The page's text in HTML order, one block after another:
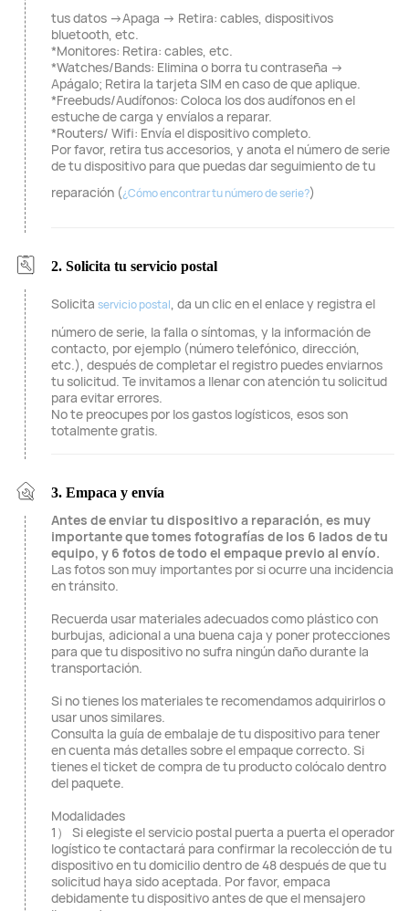
tus datos →Apaga → Retira: cables, dispositivos
bluetooth, etc.
*Monitores: Retira: cables, etc.
*Watches/Bands: Elimina o borra tu contraseña →
Apágalo; Retira la tarjeta SIM en caso de que aplique.
*Freebuds/Audífonos: Coloca los dos audífonos en el
estuche de carga y envíalos a reparar.
*Routers/ Wifi: Envía el dispositivo completo.
Por favor, retira tus accesorios, y anota el número de serie
de tu dispositivo para que puedas dar seguimiento de tu
reparación (¿Cómo encontrar tu número de serie?)
2. Solicita tu servicio postal
Solicita servicio postal, da un clic en el enlace y registra el
número de serie, la falla o síntomas, y la información de
contacto, por ejemplo (número telefónico, dirección,
etc.), después de completar el registro puedes enviarnos
tu solicitud. Te invitamos a llenar con atención tu solicitud
para evitar errores.
No te preocupes por los gastos logísticos, esos son
totalmente gratis.
3. Empaca y envía
Antes de enviar tu dispositivo a reparación, es muy
importante que tomes fotografías de los 6 lados de tu
equipo, y 6 fotos de todo el empaque previo al envío.
Las fotos son muy importantes por si ocurre una incidencia
en tránsito.
Recuerda usar materiales adecuados como plástico con
burbujas, adicional a una buena caja y poner protecciones
para que tu dispositivo no sufra ningún daño durante la
transportación.
Si no tienes los materiales te recomendamos adquirirlos o
usar unos similares.
Consulta la guía de embalaje de tu dispositivo para tener
en cuenta más detalles sobre el empaque correcto. Si
tienes el ticket de compra de tu producto colócalo dentro
del paquete.
Modalidades
1） Si elegiste el servicio postal puerta a puerta el operador
logístico te contactará para confirmar la recolección de tu
dispositivo en tu domicilio dentro de 48 después de que tu
solicitud haya sido aceptada. Por favor, empaca
debidamente tu dispositivo antes de que el mensajero